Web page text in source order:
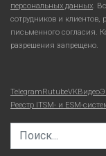
персональных данных.
сотрудников и
письменного согласия.
разрешения запрещено.
TelegramRutubeVKВидео
Реестр ITSM- и ESM-
Search for